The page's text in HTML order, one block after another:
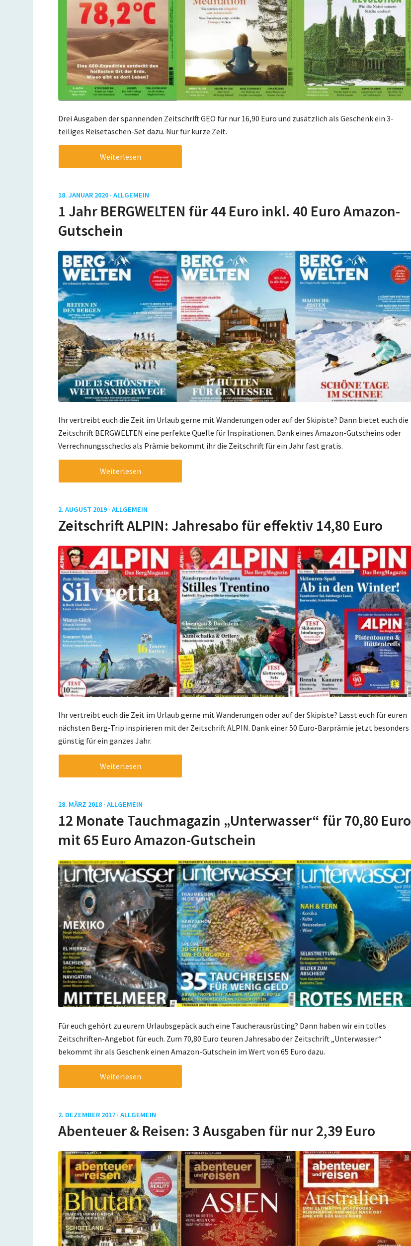
Drei Ausgaben der spannenden Zeitschrift GEO für nur 16,90 Euro und zusätzlich als Geschenk ein 3-
teiliges Reisetaschen-Set dazu. Nur für kurze Zeit.
Weiterlesen
18. JANUAR 2020 ·ALLGEMEIN
1 Jahr BERGWELTEN für 44 Euro inkl. 40 Euro Amazon-
Gutschein
Ihr vertreibt euch die Zeit im Urlaub gerne mit Wanderungen oder auf der Skipiste? Dann bietet euch die
Zeitschrift BERGWELTEN eine perfekte Quelle für Inspirationen. Dank eines Amazon-Gutscheins oder
Verrechnungsschecks als Prämie bekommt ihr die Zeitschrift für ein Jahr fast gratis.
Weiterlesen
2. AUGUST 2019 ·ALLGEMEIN
Zeitschrift ALPIN: Jahresabo für effektiv 14,80 Euro
Ihr vertreibt euch die Zeit im Urlaub gerne mit Wanderungen oder auf der Skipiste? Lasst euch für euren
nächsten Berg-Trip inspirieren mit der Zeitschrift ALPIN. Dank einer 50 Euro-Barprämie jetzt besonders
günstig für ein ganzes Jahr.
Weiterlesen
28. MÄRZ 2018 ·ALLGEMEIN
12 Monate Tauchmagazin „Unterwasser“ für 70,80 Euro
mit 65 Euro Amazon-Gutschein
Für euch gehört zu eurem Urlaubsgepäck auch eine Taucherausrüsting? Dann haben wir ein tolles
Zeitschriften-Angebot für euch. Zum 70,80 Euro teuren Jahresabo der Zeitschrift „Unterwasser“
bekommt ihr als Geschenk einen Amazon-Gutschein im Wert von 65 Euro dazu.
Weiterlesen
2. DEZEMBER 2017 ·ALLGEMEIN
Abenteuer & Reisen: 3 Ausgaben für nur 2,39 Euro